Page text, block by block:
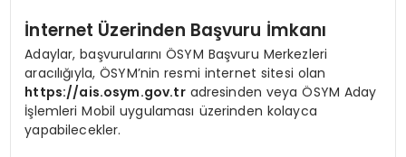
İnternet Üzerinden Başvuru İmkanı
Adaylar, başvurularını ÖSYM Başvuru Merkezleri
aracılığıyla, ÖSYM’nin resmi internet sitesi olan
https://ais.osym.gov.tradresinden veya ÖSYM Aday
İşlemleri Mobil uygulaması üzerinden kolayca
yapabilecekler.